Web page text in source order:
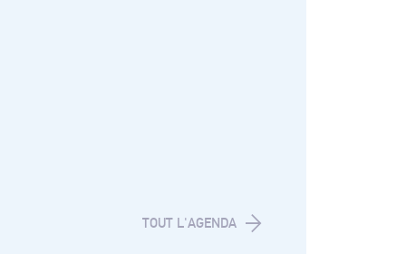
TOUT L'AGENDA